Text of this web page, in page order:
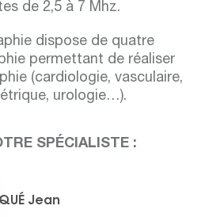
de 2,5 à 7 Mhz.
dispose de quatre
permettant de réaliser
(cardiologie, vasculaire,
urologie…).
SPÉCIALISTE :
Jean